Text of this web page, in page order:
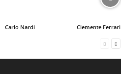
Carlo Nardi Clemente Ferrari